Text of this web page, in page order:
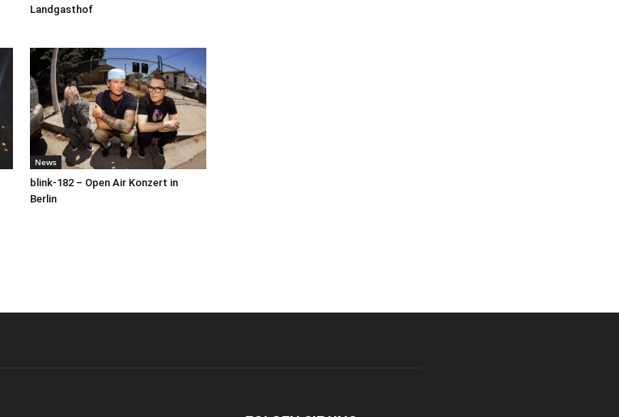
Landgasthof
News
blink-182 – Open Air Konzert in
Berlin